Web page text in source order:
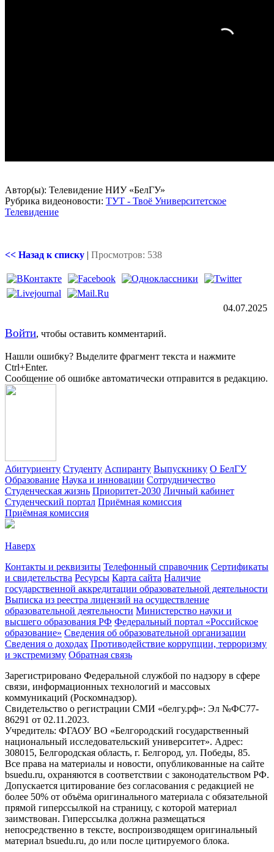
Автор(ы): Телевидение НИУ «БелГУ»
Рубрика видеоновости: ТУТ - Твоё Университетское
Телевидение
<< Назад к списку | Просмотров: 538
04.07.2025
Войти, чтобы оставить комментарий.
Нашли ошибку? Выделите фрагмент текста и нажмите
Ctrl+Enter.
Сообщение об ошибке автоматически отправится в редакцию.
Абитуриенту Студенту Аспиранту Выпускнику О БелГУ
Образование Наука и инновации Сотрудничество
Студенческая жизнь Приоритет-2030 Личный кабинет
Студенческий портал Приёмная комиссия
Приёмная комиссия
Наверх
Контакты и реквизиты Телефонный справочник Сертификаты
и свидетельства Ресурсы Карта сайта Наличие
государственной аккредитации образовательной деятельности
Выписка из реестра лицензий на осуществление
образовательной деятельности Министерствo науки и
высшего образования РФ Федеральный портал «Российское
образование» Сведения об образовательной организации
Сведения о доходах Противодействие коррупции, терроризму
и экстремизму Обратная связь
Зарегистрировано Федеральной службой по надзору в сфере
связи, информационных технологий и массовых
коммуникаций (Роскомнадзор).
Свидетельство о регистрации СМИ «белгу.рф»: Эл №ФС77-
86291 от 02.11.2023.
Учредитель: ФГАОУ ВО «Белгородский государственный
национальный исследовательский университет». Адрес:
308015, Белгородская область, г. Белгород, ул. Победы, 85.
Все права на материалы и новости, опубликованные на сайте
bsuedu.ru, охраняются в соответствии с законодательством РФ.
Допускается цитирование без согласования с редакцией не
более 50% от объёма оригинального материала с обязательной
прямой гиперссылкой на страницу, с которой материал
заимствован. Гиперссылка должна размещаться
непосредственно в тексте, воспроизводящем оригинальный
материал bsuedu.ru, до или после цитируемого блока.